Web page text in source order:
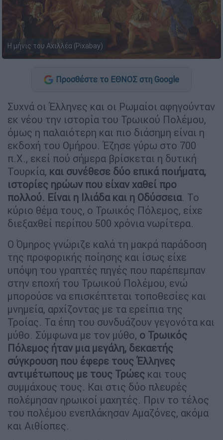
Η μήνις του Αχιλλέα (Pixabay)
Προσθέστε το ΕΘΝΟΣ στη Google
Συχνά οι Έλληνες και οι Ρωμαίοι αφηγούνταν
εκ νέου την ιστορία του Τρωικού Πολέμου,
όμως η παλαιότερη και πιο διάσημη είναι η
εκδοχή του Ομήρου. Έζησε γύρω στο 700
π.Χ., εκεί πού σήμερα βρίσκεται η δυτική
Τουρκία, και συνέθεσε δύο επικά ποιήματα,
ιστορίες ηρώων που είχαν χαθεί προ
πολλού. Είναι η Ιλιάδα και η Οδύσσεια. Το
κύριο θέμα τους, ο Τρωικός Πόλεμος, είχε
διεξαχθεί περίπου 500 χρόνια νωρίτερα.
Ο Όμηρος γνώριζε καλά τη μακρά παράδοση
της προφορικής ποίησης και ίσως είχε
υπόψη του γραπτές πηγές που παρέπεμπαν
στην εποχή του Τρωικού Πολέμου, ενώ
μπορούσε να επισκέπτεται τοποθεσίες και
μνημεία, αρχίζοντας με τα ερείπια της
Τροίας. Τα έπη του συνδυάζουν γεγονότα και
μύθο. Σύμφωνα με τον μύθο, ο Τρωικός
Πόλεμος ήταν μια μεγάλη, δεκαετής
σύγκρουση που έφερε τους Έλληνες
αντιμέτωπους με τους Τρώες και τους
συμμάχους τους. Και στις δύο πλευρές
πολέμησαν ηρωικοί μαχητές. Πριν το τέλος
του πολέμου ενεπλάκησαν Αμαζόνες, ακόμα
και Αιθίοπες.